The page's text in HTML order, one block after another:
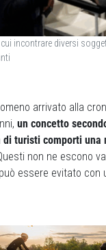
cui incontrare diversi
arrivato alla
un concetto
di turisti comporti una
non ne escono
essere evitato con